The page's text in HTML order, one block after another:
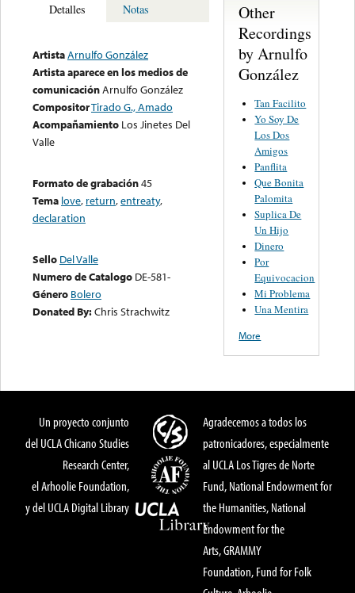
Detalles Notas
ArtistaArnulfo González
Artista aparece en los medios de
comunicaciónArnulfo González
CompositorTirado G., Amado
Acompañamiento Los Jinetes Del
Valle
Formato de grabación45
Tema love, return,entreaty,
declaration
Sello Del Valle
Numero de Catalogo DE-581-
Género Bolero
Donated By:Chris Strachwitz
Other
Recordings
by Arnulfo
González
Tan Facilito
Yo Soy De
Los Dos
Amigos
Panflita
Que Bonita
Palomita
Suplica De
Un Hijo
Dinero
Por
Equivocacion
Mi Problema
Una Mentira
More
Un proyecto conjunto
del UCLA Chicano Studies
Research Center,
el Arhoolie Foundation,
y del UCLA Digital Library
Agradecemos a todos los
patronicadores, especialmente
al UCLA Los Tigres de Norte
Fund, National Endowment for
the Humanities, National
Endowment for the
Arts, GRAMMY
Foundation, Fund for Folk